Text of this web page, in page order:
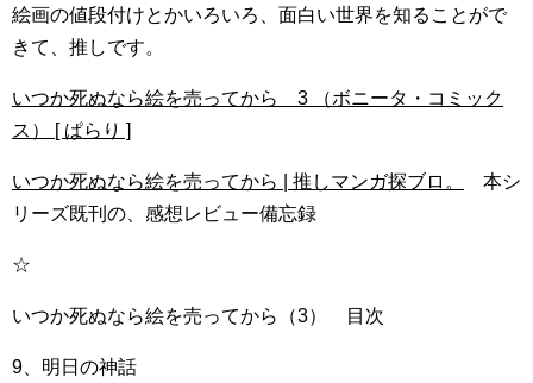
絵画の値段付けとかいろいろ、面白い世界を知ることがで
きて、推しです。
いつか死ぬなら絵を売ってから 3 （ボニータ・コミック
ス） [ ぱらり ]
いつか死ぬなら絵を売ってから | 推しマンガ探ブロ。
本シ
リーズ既刊の、感想レビュー備忘録
☆
いつか死ぬなら絵を売ってから（3） 目次
9、明日の神話